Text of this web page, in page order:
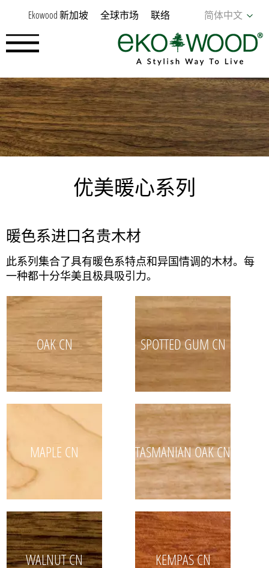
Ekowood 新加坡 全球市场 联络 简体中文
优美暖心系列
暖色系进口名贵木材
此系列集合了具有暖色系特点和异国情调的木材。每
一种都十分华美且极具吸引力。
OAK CN SPOTTED GUM CN
MAPLE CN TASMANIAN OAK CN
WALNUT CN KEMPAS CN